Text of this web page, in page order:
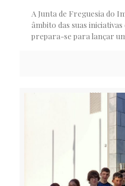
A Junta de Freguesia do
âmbito das suas
prepara-se para lançar